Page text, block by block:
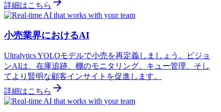
詳細はこちら
小売業界におけるAI
Ultralytics YOLOモデルで小売を再定義しましょう。ビジョ
ンAIは、在庫追跡、棚のモニタリング、キュー管理、そし
てより賢明な顧客インサイトを促進します。
詳細はこちら